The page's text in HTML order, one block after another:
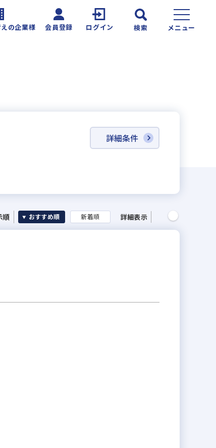
の企業様 会員登録 ログイン 検索 メニュー
詳細条件
順 おすすめ順 新着順 詳細表示